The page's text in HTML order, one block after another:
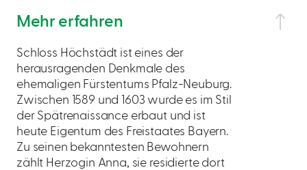
Mehr erfahren
Schloss Höchstädt ist eines der
herausragenden Denkmale des
ehemaligen Fürstentums Pfalz-Neuburg.
Zwischen 1589 und 1603 wurde es im Stil
der Spätrenaissance erbaut und ist
heute Eigentum des Freistaates Bayern.
Zu seinen bekanntesten Bewohnern
zählt Herzogin Anna, sie residierte dort